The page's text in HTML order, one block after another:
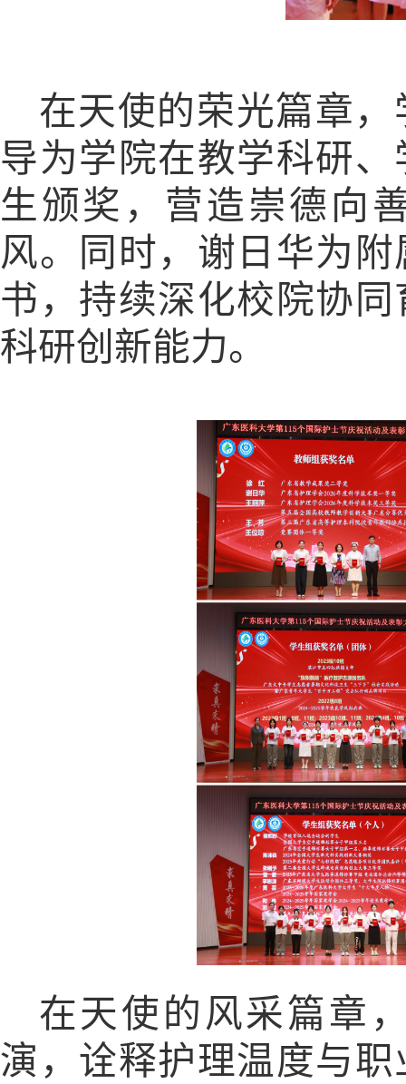
在天使的荣光篇章
导为学院在教学科研
生颁奖，营造崇德向
风。同时，谢日华为
书，持续深化校院协
科研创新能力。
在天使的风采篇章
演，诠释护理温度与